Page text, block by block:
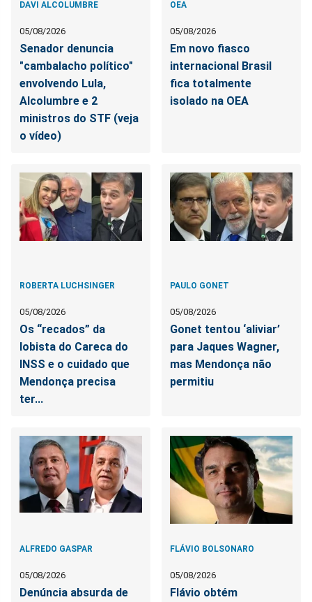
DAVI ALCOLUMBRE
05/08/2026
Senador denuncia
"cambalacho político"
envolvendo Lula,
Alcolumbre e 2
ministros do STF (veja
o vídeo)
OEA
05/08/2026
Em novo fiasco
internacional Brasil
fica totalmente
isolado na OEA
ROBERTA LUCHSINGER
05/08/2026
Os “recados” da
lobista do Careca do
INSS e o cuidado que
Mendonça precisa
ter...
PAULO GONET
05/08/2026
Gonet tentou ‘aliviar’
para Jaques Wagner,
mas Mendonça não
permitiu
ALFREDO GASPAR
05/08/2026
Denúncia absurda de
FLÁVIO BOLSONARO
05/08/2026
Flávio obtém